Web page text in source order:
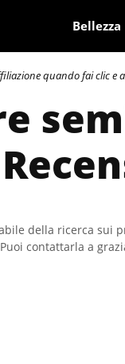
Bellezza
quando fai clic
della ricerca sui
contattarla a